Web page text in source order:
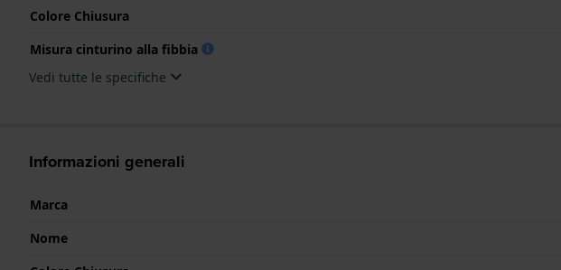
Colore Chiusura
Misura cinturino alla fibbia
Vedi tutte le specifiche
Informazioni generali
Marca
Nome